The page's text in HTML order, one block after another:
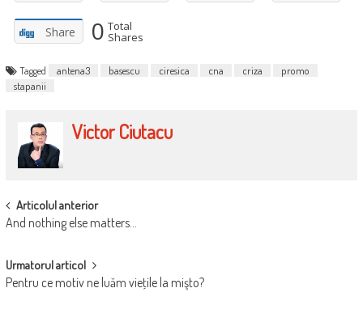
Share 0 Total
Shares
Tagged antena3 basescu ciresica cna criza
promo
stapanii
Victor Ciutacu
POST
NAVIGATION
Articolul anterior
And nothing else matters…
Urmatorul articol
Pentru ce motiv ne luăm vieţile la mişto?